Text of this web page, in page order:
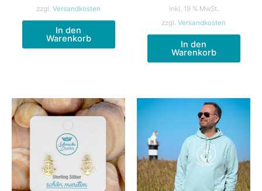
zzgl. Versandkosten
In den
Warenkorb
inkl. 19 % MwSt.
zzgl. Versandkosten
In den
Warenkorb